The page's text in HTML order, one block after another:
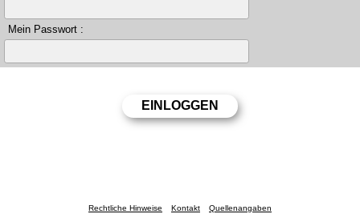
Mein Passwort :
Rechtliche Hinweise Kontakt Quellenangaben